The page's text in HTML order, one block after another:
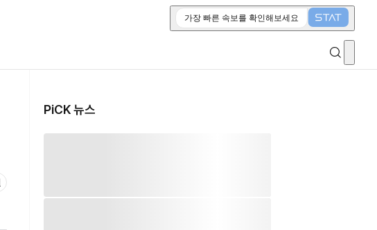
가장 빠른 속보를 확인해보세요
PiCK 뉴스